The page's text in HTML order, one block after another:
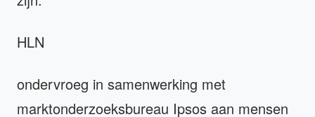
HLN
ondervroeg in samenwerking met
marktonderzoeksbureau Ipsos aan mensen